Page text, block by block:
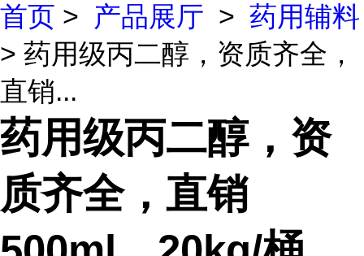
首页 > 产品展厅 > 药用辅料
> 药用级丙二醇，资质齐全，
直销...
药用级丙二醇，资
质齐全，直销